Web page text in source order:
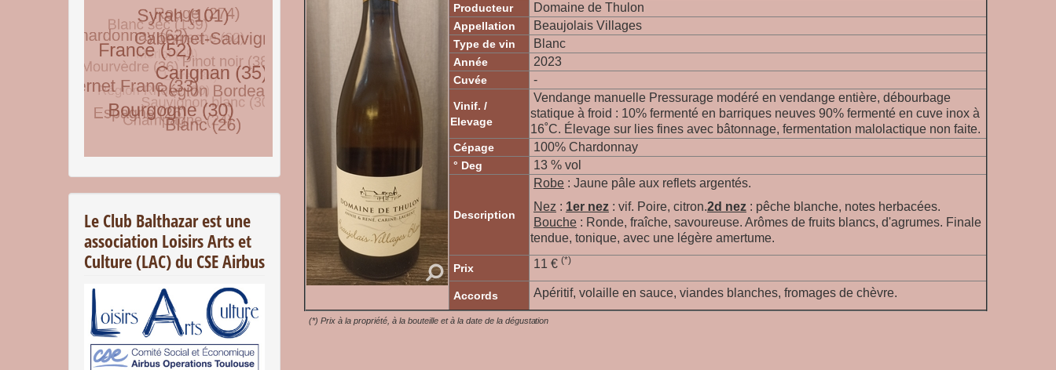
Le Club Balthazar est une
association Loisirs Arts et
Culture (LAC) du CSE Airbus
Producteur Domaine de Thulon
Appellation Beaujolais Villages
Type de vin Blanc
Année 2023
Cuvée -
Vinif. /
Elevage
Vendange manuelle Pressurage modéré en vendange entière, débourbage
statique à froid : 10% fermenté en barriques neuves 90% fermenté en cuve inox à
16˚C. Élevage sur lies fines avec bâtonnage, fermentation malolactique non faite.
Cépage 100% Chardonnay
° Deg 13 % vol
Description
Robe : Jaune pâle aux reflets argentés.
Nez : 1er nez : vif. Poire, citron.2d nez : pêche blanche, notes herbacées.
Bouche : Ronde, fraîche, savoureuse. Arômes de fruits blancs, d'agrumes. Finale
tendue, tonique, avec une légère amertume.
Prix 11 € (*)
Accords Apéritif, volaille en sauce, viandes blanches, fromages de chèvre.
(*) Prix à la propriété, à la bouteille et à la date de la dégustation